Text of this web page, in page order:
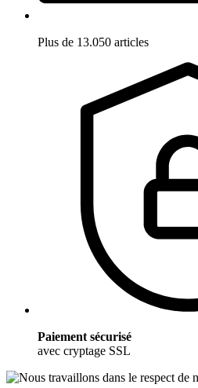
Plus de 13.050 articles
Paiement sécurisé
avec cryptage SSL